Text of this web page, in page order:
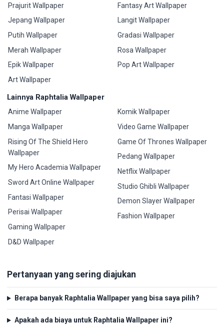
Prajurit Wallpaper
Jepang Wallpaper
Putih Wallpaper
Merah Wallpaper
Epik Wallpaper
Art Wallpaper
Fantasy Art Wallpaper
Langit Wallpaper
Gradasi Wallpaper
Rosa Wallpaper
Pop Art Wallpaper
Lainnya Raphtalia Wallpaper
Anime Wallpaper
Manga Wallpaper
Rising Of The Shield Hero
Wallpaper
My Hero Academia Wallpaper
Sword Art Online Wallpaper
Fantasi Wallpaper
Perisai Wallpaper
Gaming Wallpaper
D&D Wallpaper
Komik Wallpaper
Video Game Wallpaper
Game Of Thrones Wallpaper
Pedang Wallpaper
Netflix Wallpaper
Studio Ghibli Wallpaper
Demon Slayer Wallpaper
Fashion Wallpaper
Pertanyaan yang sering diajukan
Berapa banyak Raphtalia Wallpaper yang bisa saya pilih?
Apakah ada biaya untuk Raphtalia Wallpaper ini?